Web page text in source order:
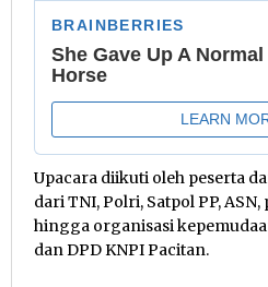
Upacara diikuti oleh peserta
dari TNI, Polri, Satpol PP,
hingga organisasi
dan DPD KNPI Pacitan.